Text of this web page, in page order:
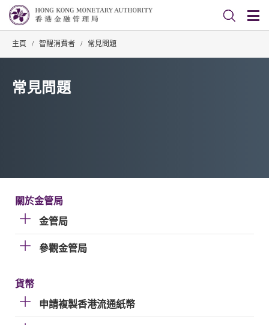
主頁 / 智醒消費者 / 常見問題
常見問題
關於金管局
金管局
參觀金管局
貨幣
申請複製香港流通紙幣